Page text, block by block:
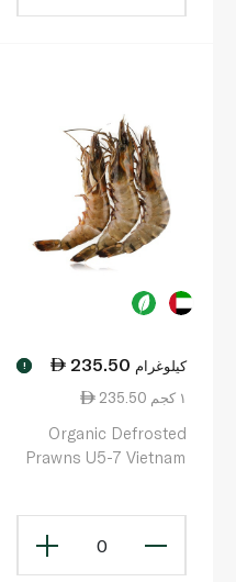
235.50 كيلوغرام !
235.50 ١ كجم
Organic Defrosted
Prawns U5-7 Vietnam
0